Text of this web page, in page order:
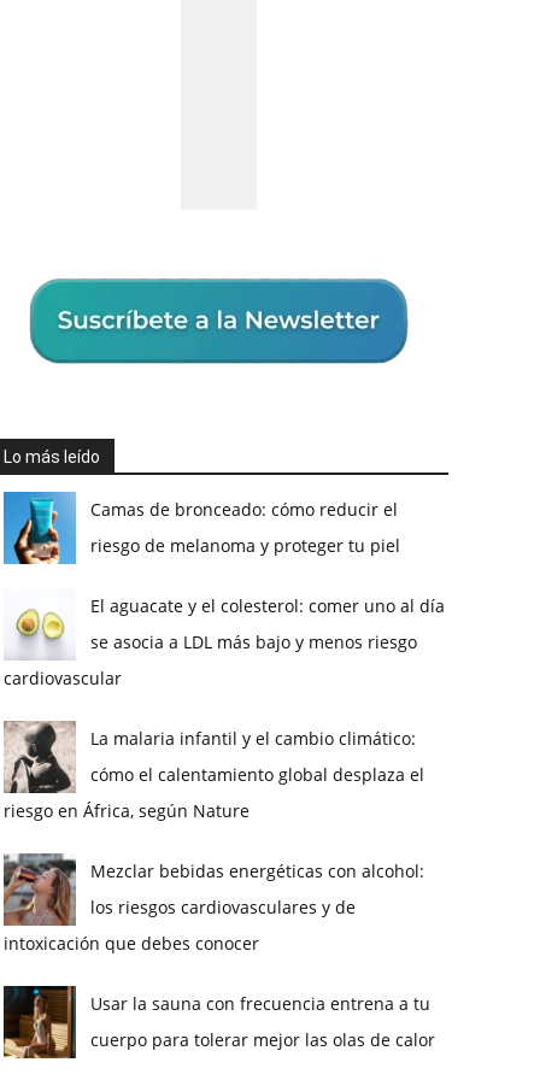
Lo más leído
Camas de bronceado: cómo reducir el
riesgo de melanoma y proteger tu piel
El aguacate y el colesterol: comer uno al día
se asocia a LDL más bajo y menos riesgo
cardiovascular
La malaria infantil y el cambio climático:
cómo el calentamiento global desplaza el
riesgo en África, según Nature
Mezclar bebidas energéticas con alcohol:
los riesgos cardiovasculares y de
intoxicación que debes conocer
Usar la sauna con frecuencia entrena a tu
cuerpo para tolerar mejor las olas de calor